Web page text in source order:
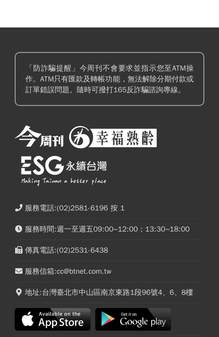
「防詐騙提醒」今周刊不會要求並指示您至ATM操
作。ATM只有匯款及轉帳功能，無法解除分期付款或
訂單錯誤問題。隨時可撥打165反詐騙諮詢專線。
服務電話:(02)2581-6196 按 1
服務時間:週一至週五09:00~12:00；13:30~18:00
傳真電話:(02)2531-6438
服務信箱:cc@btnet.com.tw
地址:台灣臺北市中山區南京東路1段96號4、6、8樓